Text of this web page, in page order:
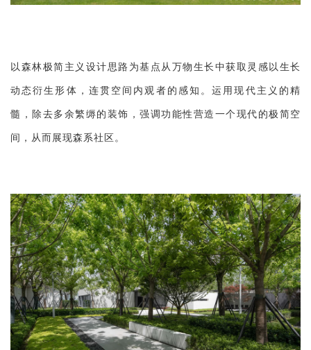
以森林极简主义设计思路为基点从万物生长中获取灵感以生长
动态衍生形体，连贯空间内观者的感知。运用现代主义的精
髓，除去多余繁缛的装饰，强调功能性营造一个现代的极简空
间，从而展现森系社区。